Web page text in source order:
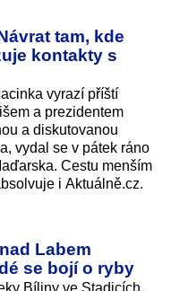
tam, kde
kontakty s
vyrazí příští
a prezidentem
a diskutovanou
vydal se v pátek ráno
Cestu menším
i Aktuálně.cz.
Labem
se bojí o ryby
Bíliny ve Stadicích,